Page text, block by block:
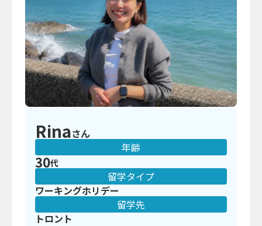
Rinaさん
年齢
30代
留学タイプ
ワーキングホリデー
留学先
トロント